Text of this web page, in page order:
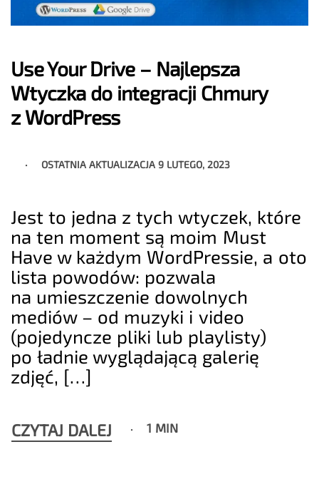
Use Your Drive – Najlepsza
Wtyczka do integracji Chmury
z WordPress
OSTATNIA AKTUALIZACJA9 LUTEGO, 2023
Jest to jedna z tych wtyczek, które
na ten moment są moim Must
Have w każdym WordPressie, a oto
lista powodów: pozwala
na umieszczenie dowolnych
mediów – od muzyki i video
(pojedyncze pliki lub playlisty)
po ładnie wyglądającą galerię
zdjęć, […]
CZYTAJ DALEJ 1 MIN